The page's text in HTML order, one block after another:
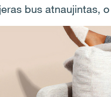
bus atnaujintas,